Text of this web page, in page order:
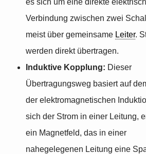
Verbindung zwischen zwei
meist über gemeinsame Leiter.
werden direkt übertragen.
Induktive Kopplung: Dieser
Übertragungsweg basiert auf
der elektromagnetischen
sich der Strom in einer Leitung,
ein Magnetfeld, das in einer
nahegelegenen Leitung eine